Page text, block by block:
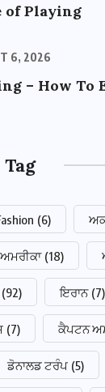
of Playing
6, 2026
– How To
(6)
ਅਮਰੀਕਾ (18)
(92) ਇਰਾਨ (7)
(7) ਕੈਪਟਨ
ਡੋਨਾਲਡ ਟਰੰਪ (5)